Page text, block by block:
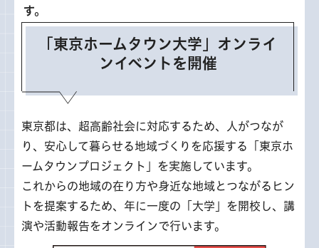
す。
「東京ホームタウン大学」オンライ
ンイベントを開催
東京都は、超高齢社会に対応するため、人がつなが
り、安心して暮らせる地域づくりを応援する「東京ホ
ームタウンプロジェクト」を実施しています。
これからの地域の在り方や身近な地域とつながるヒン
トを提案するため、年に一度の「大学」を開校し、講
演や活動報告をオンラインで行います。